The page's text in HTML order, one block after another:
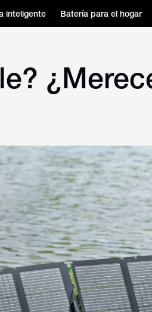
inteligente Batería para el hogar